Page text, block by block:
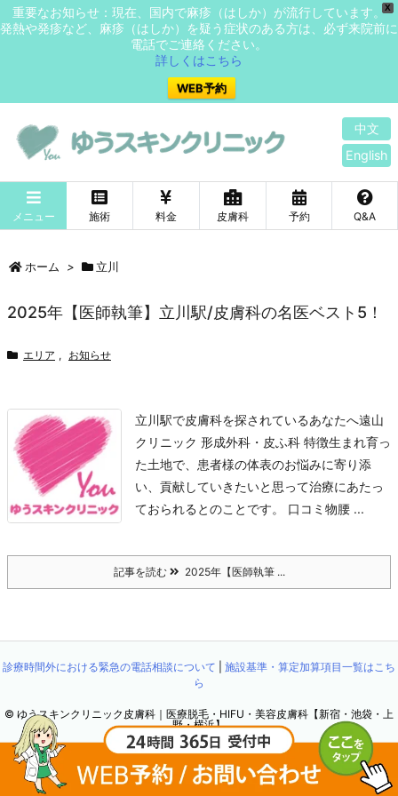
X
重要なお知らせ：現在、国内で麻疹（はしか）が流行しています。
発熱や発疹など、麻疹（はしか）を疑う症状のある方は、必ず来院前に
電話でご連絡ください。
詳しくはこちら
WEB予約
中文
English
メニュー 施術 料金 皮膚科 予約 Q&A
ホーム > 立川
2025年【医師執筆】立川駅/皮膚科の名医ベスト5！
エリア , お知らせ
立川駅で皮膚科を探されているあなたへ遠山
クリニック 形成外科・皮ふ科 特徴生まれ育っ
た土地で、患者様の体表のお悩みに寄り添
い、貢献していきたいと思って治療にあたっ
ておられるとのことです。 口コミ 物腰 ...
記事を読む 2025年【医師執筆 ...
診療時間外における緊急の電話相談について
施設基準・算定加算項目一覧はこち
ら
© ゆうスキンクリニック皮膚科｜医療脱毛・HIFU・美容皮膚科【新宿・池袋・上
野・横浜】
WordPress Luxeritas Theme is provided by "Thought is free ".